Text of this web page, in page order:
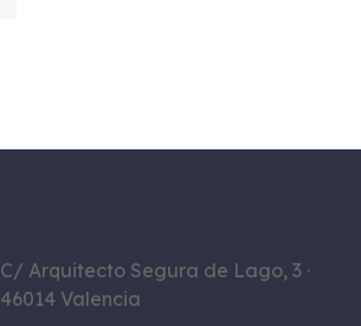
C/ Arquitecto Segura de Lago, 3 ·
46014 Valencia